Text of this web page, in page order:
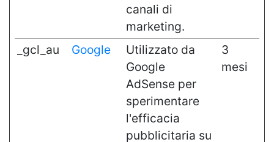
canali di
marketing.
_gcl_au Google
Utilizzato da
Google
AdSense per
sperimentare
l'efficacia
pubblicitaria su
3
mesi